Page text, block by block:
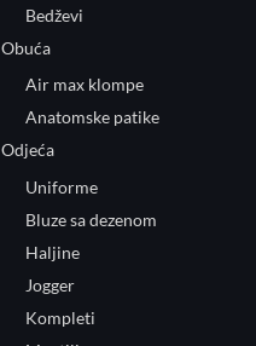
Bedževi
Obuća
Air max klompe
Anatomske patike
Odjeća
Uniforme
Bluze sa dezenom
Haljine
Jogger
Kompleti